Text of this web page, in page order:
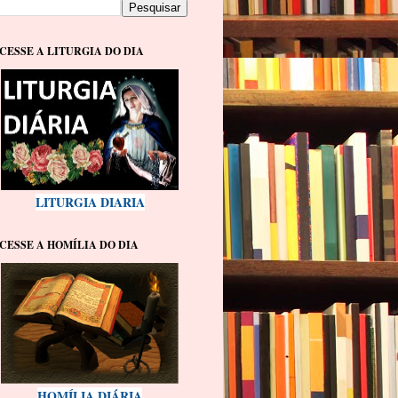
A LITURGIA DO DIA
LITURGIA DIARIA
A HOMÍLIA DO DIA